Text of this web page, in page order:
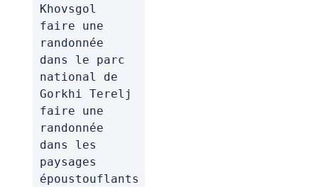
Khovsgol
faire une
randonnée
dans le parc
national de
Gorkhi Terelj
faire une
randonnée
dans les
paysages
époustouflants